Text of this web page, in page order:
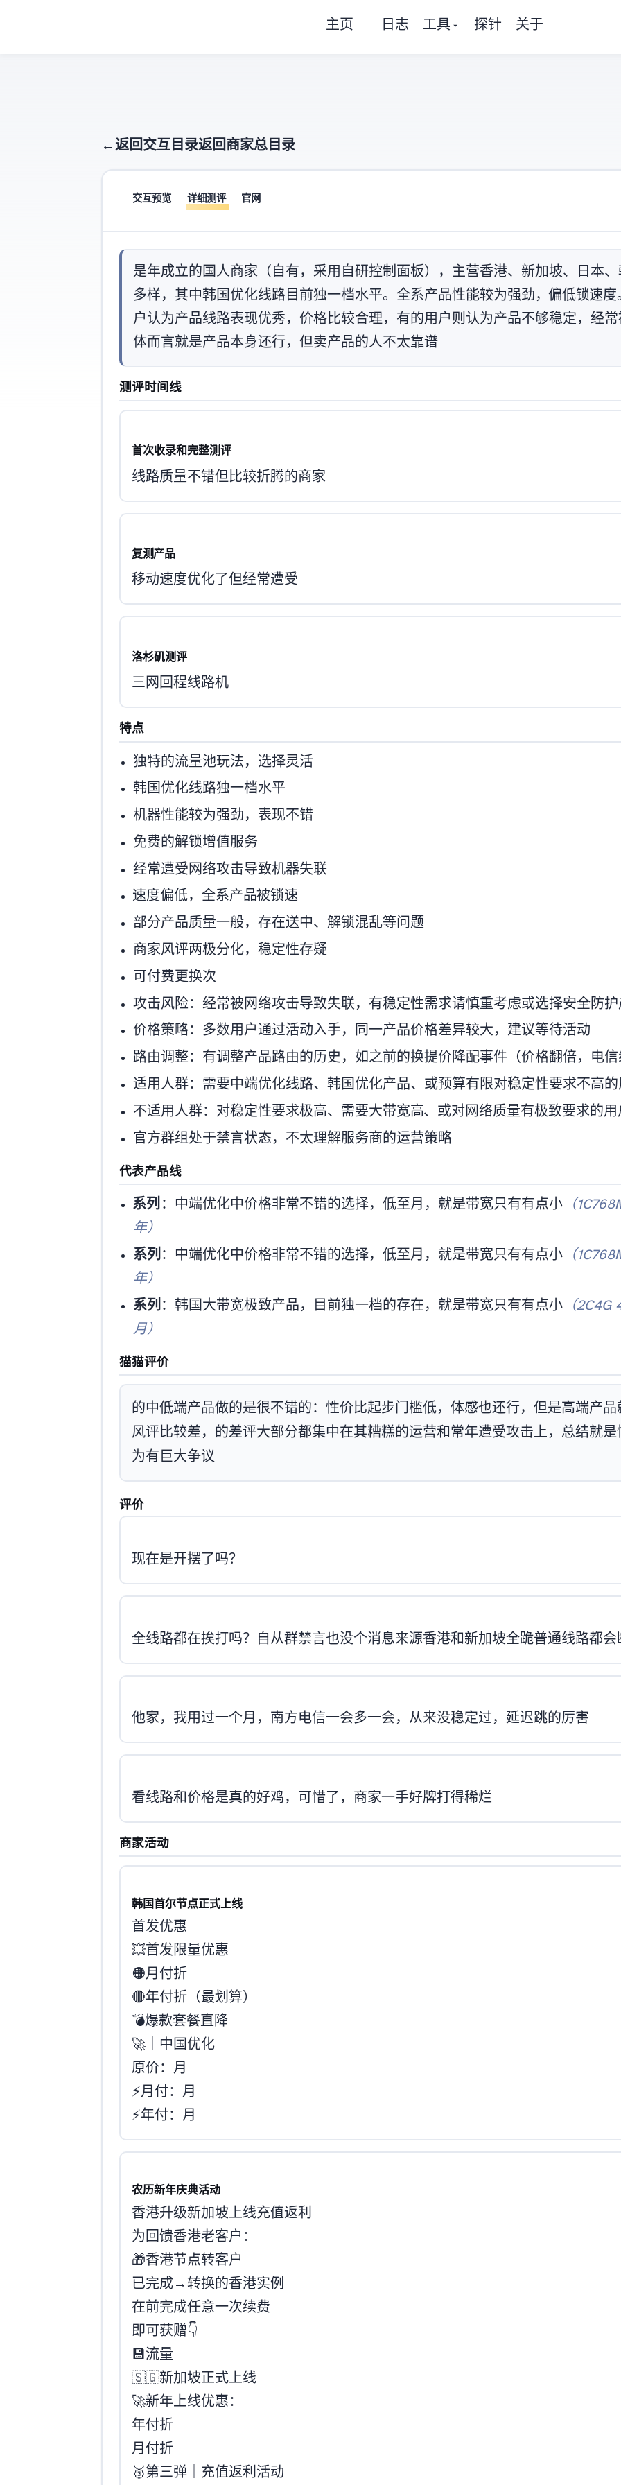
主页 日志 工具 探针 关于
← 返回交互目录返回商家总目录
交互预览 详细测评 官网
ISIF Cloud是2022年成立的国人商家（自有 ASN AS209554，采用自研控制面板），主营香港、新加
多样，其中韩国优化线路目前独一档水平。全系产品性能较为强劲，IO偏低(锁IO速
户认为产品线路表现优秀，价格比较合理，有的用户则认为产品不够稳定，经
体而言就是“产品本身还行，但卖产品的人不太靠谱”
测评时间线
首次收录和完整测评
线路质量不错但比较折腾的商家
复测HKCOP产品
移动速度优化了但经常遭受DDOS
洛杉矶COP测评
三网9929回程线路机
特点
独特的流量池玩法，选择灵活
韩国优化线路独一档水平
机器性能较为强劲，CPU表现不错
免费的DNS解锁增值服务
经常遭受网络攻击导致机器失联
IO速度偏低，全系产品IO被锁速
部分产品IP质量一般，存在Google送中、解锁混乱等问题
商家风评两极分化，稳定性存疑
IP可付费更换(5o/次)
攻击风险：经常被网络攻击导致失联，有稳定性需求请慎重考虑或选择安全防
价格策略：多数用户通过活动入手，同一产品价格差异较大，建议等待活动
路由调整：有调整产品路由的历史，如之前的换IP提价降配事件（价格翻倍，电信线路升级但带
适用人群：需要中端优化线路(COP)、韩国优化产品、或预算有限对稳定性要求不高
不适用人群：对稳定性要求极高、需要大带宽高IO、或对网络质量有极致要求的
官方群组处于禁言状态，不太理解服务商的运营策略
代表产品线
HKCOP系列 ：中端优化中价格非常不错的选择，低至6o/月，就是带宽只有200Mbps有点小 （
年）
SGCOP系列 ：中端优化中价格非常不错的选择，低至6o/月，就是带宽只有200Mbps有点小 （
年）
KRCOM系列 ：韩国大带宽极致产品，目前独一档的存在，就是带宽只有200Mbps有点小 （
月）
猫猫评价
ISIF的中低端产品做的是很不错的：性价比+起步门槛低，体感也还行，但是高端产
风评比较差，MJJ的差评大部分都集中在其糟糕的运营和常年遭受DDOS攻击上，总结
为有巨大争议
MJJ评价
isif 现在是开摆了吗？
ISIF全线路都在挨打吗？自从群禁言也没个消息来源,COP香港和新加坡全跪,普通线路SSH都
他家cop，我用过一个月，南方电信一会200多ms 一会16ms，从来没稳定过，延迟跳的厉害
看线路和价格是真的好鸡，可惜了，商家一手好牌打得稀烂
商家活动
韩国首尔节点KR正式上线
首发优惠
💥 首发限量优惠
🟠 月付 8 折
🔴 年付 7 折（最划算）
💣 爆款套餐直降
🚀 KR.GMP-B.2C4G-COM｜中国优化 MAX
原价：€24 / 月
⚡️ 月付：€19.2 / 月
⚡️ 年付：€16.8 / 月
ISIF农历新年庆典活动
香港升级·新加坡上线·充值返利
为回馈香港老客户：
🎁 香港节点 CO 转 COP 客户
已完成 CO → COP 转换 的香港实例
在 2026 / 2 / 15 前完成任意一次续费
即可获赠👇
💾 1TB COP 流量
🇸🇬 新加坡 SGP-C COP 正式上线
🚀 新年上线优惠：
年付 7 折
月付 8 折
🥉 第三弹｜充值返利活动